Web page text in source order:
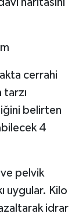
haritasını
cerrahi
belirten
4
pelvik
uygular. Kilo
idrar